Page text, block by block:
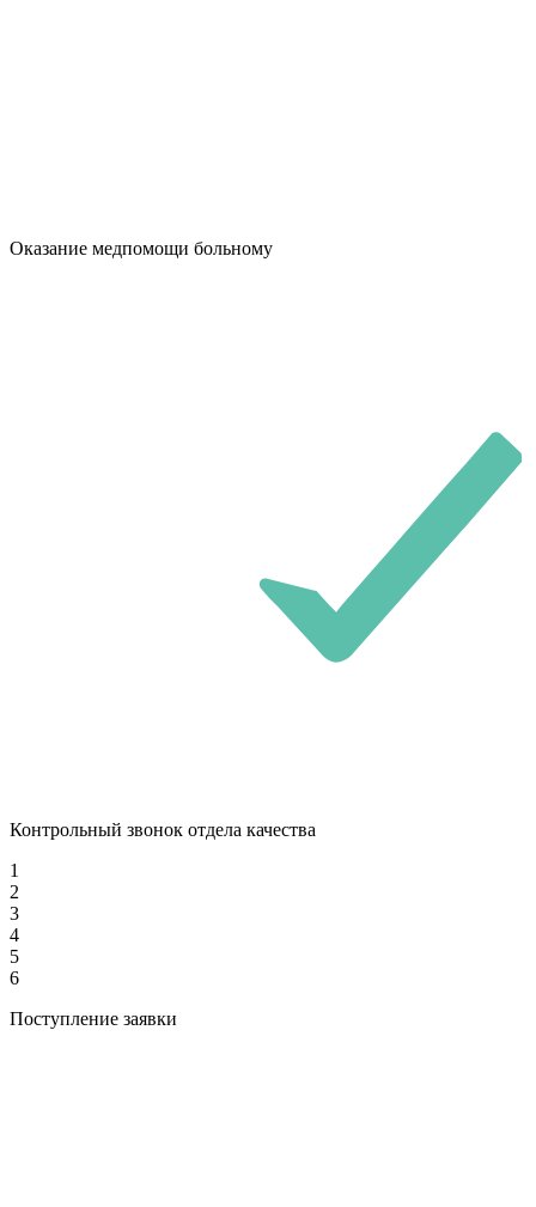
Оказание медпомощи больному
Контрольный звонок отдела качества
1
2
3
4
5
6
Поступление заявки